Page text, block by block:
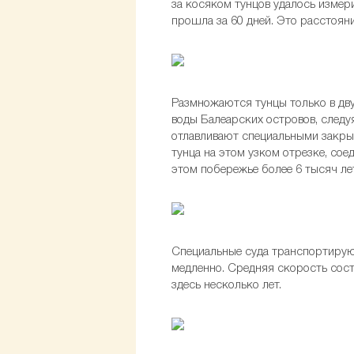
за косяком тунцов удалось
прошла за 60 дней. Это
Размножаются тунцы только в
воды Балеарских островов,
отлавливают специальными
тунца на этом узком отрезке,
этом побережье более 6 тысяч
Специальные суда
медленно. Средняя скорость
здесь несколько лет.